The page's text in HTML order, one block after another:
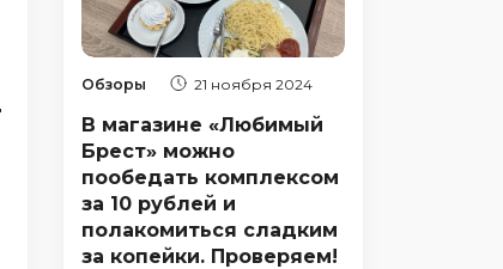
Обзоры 21 ноября 2024
В магазине «Любимый
Брест» можно
пообедать комплексом
за 10 рублей и
полакомиться сладким
за копейки. Проверяем!